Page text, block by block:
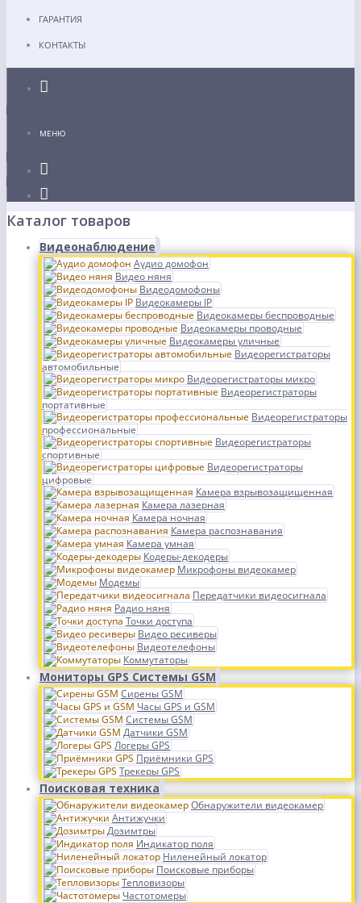
ГАРАНТИЯ
КОНТАКТЫ
МЕНЮ
Каталог товаров
Видеонаблюдение
Аудио домофон
Видео няня
Видеодомофоны
Видеокамеры IP
Видеокамеры беспроводные
Видеокамеры проводные
Видеокамеры уличные
Видеорегистраторы
автомобильные
Видеорегистраторы микро
Видеорегистраторы
портативные
Видеорегистраторы
профессиональные
Видеорегистраторы
спортивные
Видеорегистраторы
цифровые
Камера взрывозащищенная
Камера лазерная
Камера ночная
Камера распознавания
Камера умная
Кодеры-декодеры
Микрофоны видеокамер
Модемы
Передатчики видеосигнала
Радио няня
Точки доступа
Видео ресиверы
Видеотелефоны
Коммутаторы
Мониторы GPS Системы GSM
Сирены GSM
Часы GPS и GSM
Системы GSM
Датчики GSM
Логеры GPS
Приёмники GPS
Трекеры GPS
Поисковая техника
Обнаружители видеокамер
Антижучки
Дозимтры
Индикатор поля
Ниленейный локатор
Поисковые приборы
Тепловизоры
Частотомеры